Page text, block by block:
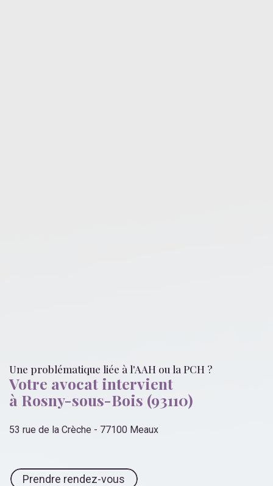
Une problématique liée à l'AAH ou la PCH ?
Votre avocat intervient
à Rosny-sous-Bois (93110)
53 rue de la Crèche - 77100 Meaux
Prendre rendez-vous